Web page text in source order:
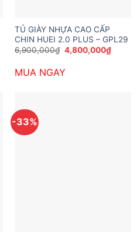
TỦ GIÀY NHỰA CAO CẤP
CHIN HUEI 2.0 PLUS – GPL29
6,900,000₫ Giá
gốc
6,900,000₫.
4,800,000₫Giá
hiện
MUA NGAY
-33%